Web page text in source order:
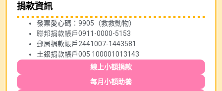
捐款資訊
發票愛心碼：9905（救救動物）
聯邦捐款帳戶0911-0000-5153
郵局捐款帳戶2441007-1443581
土銀捐款帳戶005 100001013143
線上小額捐款
每月小額助養